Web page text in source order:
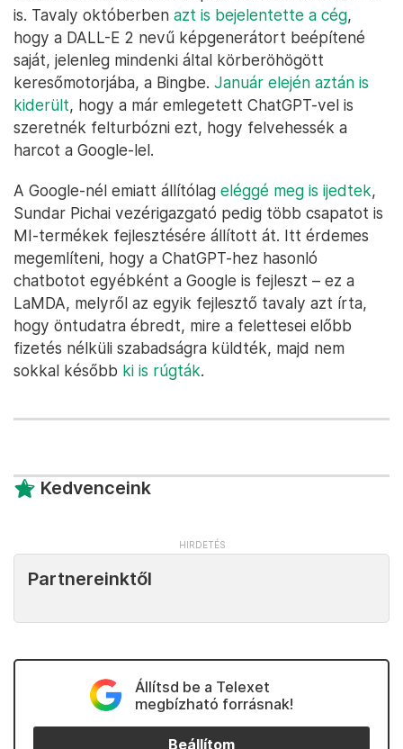
is. Tavaly októberben azt is bejelentette a cég,
hogy a DALL-E 2 nevű képgenerátort beépítené
saját, jelenleg mindenki által körberöhögött
keresőmotorjába, a Bingbe. Január elején aztán is
kiderült, hogy a már emlegetett ChatGPT-vel is
szeretnék felturbózni ezt, hogy felvehessék a
harcot a Google-lel.
A Google-nél emiatt állítólag eléggé meg is ijedtek,
Sundar Pichai vezérigazgató pedig több csapatot is
MI-termékek fejlesztésére állított át. Itt érdemes
megemlíteni, hogy a ChatGPT-hez hasonló
chatbotot egyébként a Google is fejleszt – ez a
LaMDA, melyről az egyik fejlesztő tavaly azt írta,
hogy öntudatra ébredt, mire a felettesei előbb
fizetés nélküli szabadságra küldték, majd nem
sokkal később ki is rúgták.
Kedvenceink
Partnereinktől
Állítsd be a Telexet
megbízható forrásnak!
Beállítom